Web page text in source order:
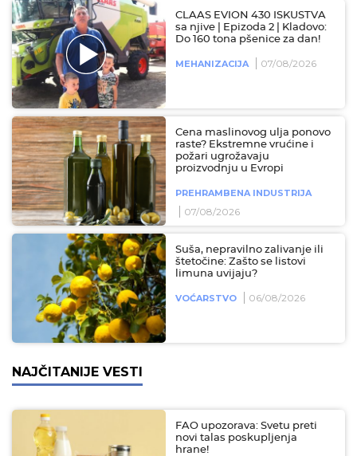
CLAAS EVION 430 ISKUSTVA
sa njive | Epizoda 2 | Kladovo:
Do 160 tona pšenice za dan!
MEHANIZACIJA 07/08/2026
Cena maslinovog ulja ponovo
raste? Ekstremne vrućine i
požari ugrožavaju
proizvodnju u Evropi
PREHRAMBENA INDUSTRIJA
07/08/2026
Suša, nepravilno zalivanje ili
štetočine: Zašto se listovi
limuna uvijaju?
VOĆARSTVO 06/08/2026
NAJČITANIJE VESTI
FAO upozorava: Svetu preti
novi talas poskupljenja
hrane!